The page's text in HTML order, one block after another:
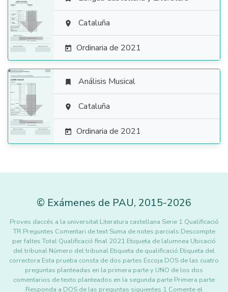
  Cataluña
 Ordinaria de 2021

 Análisis Musical
 Cataluña
 Ordinaria de 2021
© Exámenes de PAU, 2015-2026
Proves daccés a la universitat Literatura castellana Serie 1 Qualificació
TR Preguntes Comentari de text Suma de notes parcials Descompte
per faltes Total Qualificació final 2021 Etiqueta de lalumnea Ubicació
del tribunal Número del tribunal Etiqueta de qualificació Etiqueta del
correctora Esta prueba consta de dos partes Escoja DOS de las cuatro
preguntas planteadas en la primera parte y UNO de los dos
comentarios de texto planteados en la segunda parte Primera parte
Responda a DOS de las preguntas siguientes 1 Comente el